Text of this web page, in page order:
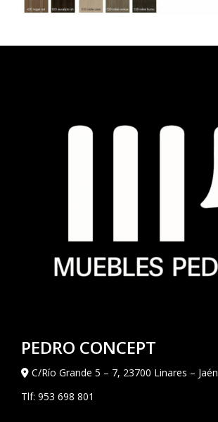
PEDRO CONCEPT
C/Río Grande 5 – 7, 23700 Linares – Jaén
Tlf: 953 698 801